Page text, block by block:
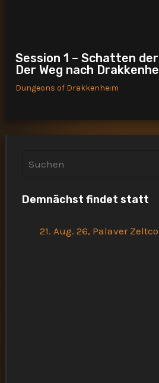
Session 1 – Schatten
Der Weg nach
Dungeons of Drakkenheim
c
Demnächst findet statt
21. Aug. 26, Palaver